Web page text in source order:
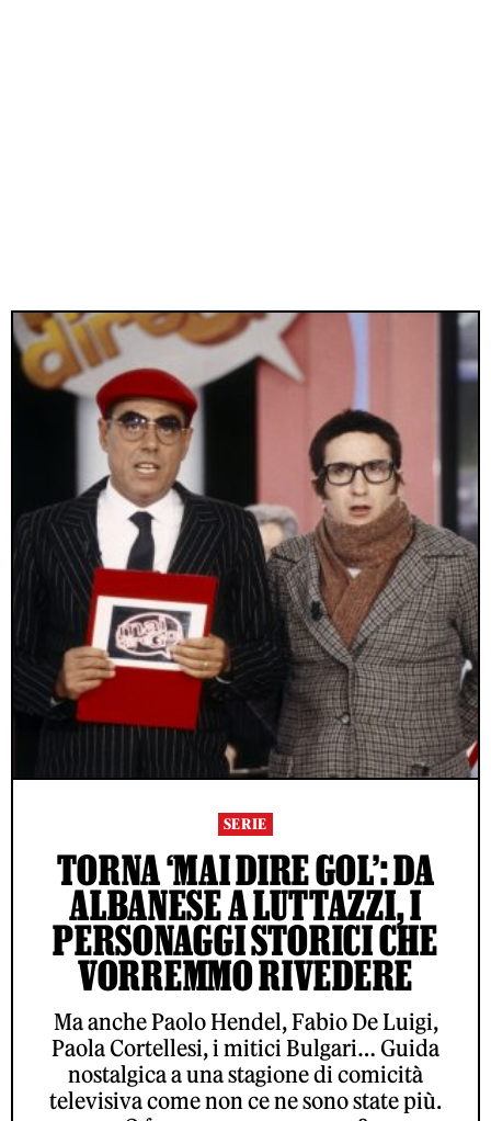
SERIE
TORNA ‘MAI DIRE GOL’: DA
ALBANESE A LUTTAZZI, I
PERSONAGGI STORICI CHE
VORREMMO RIVEDERE
Ma anche Paolo Hendel, Fabio De Luigi,
Paola Cortellesi, i mitici Bulgari… Guida
nostalgica a una stagione di comicità
televisiva come non ce ne sono state più.